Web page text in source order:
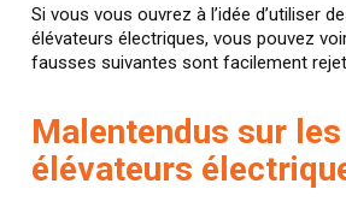
Si vous vous ouvrez à l’idée d’utiliser
élévateurs électriques, vous pouvez
fausses suivantes sont facilement
Malentendus sur
élévateurs